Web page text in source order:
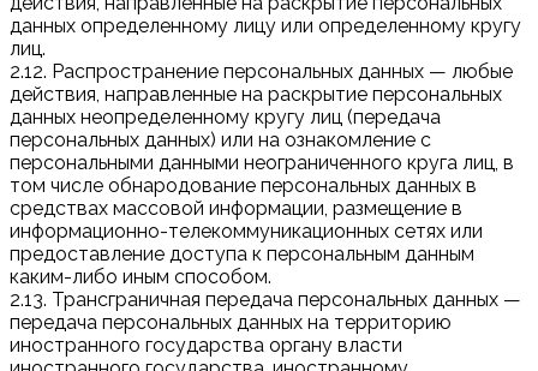
данных определенному лицу или определенному кругу
лиц.
2.12. Распространение персональных данных — любые
действия, направленные на раскрытие персональных
данных неопределенному кругу лиц (передача
персональных данных) или на ознакомление с
персональными данными неограниченного круга лиц, в
том числе обнародование персональных данных в
средствах массовой информации, размещение в
информационно-телекоммуникационных сетях или
предоставление доступа к персональным данным
каким-либо иным способом.
2.13. Трансграничная передача персональных данных —
передача персональных данных на территорию
иностранного государства органу власти